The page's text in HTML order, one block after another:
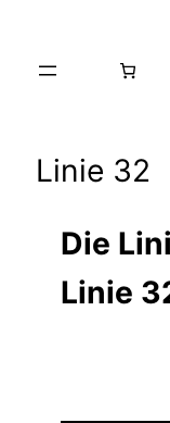
Linie 32
Die
Linie